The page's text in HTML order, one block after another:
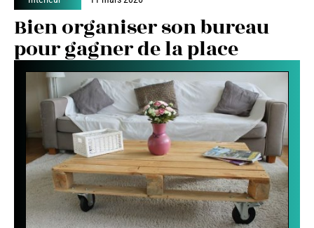
Bien organiser son bureau
pour gagner de la place